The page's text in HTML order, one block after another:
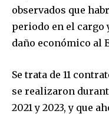
observados que
periodo en el cargo
daño económico al
Se trata de 11
se realizaron
2021 y 2023, y que